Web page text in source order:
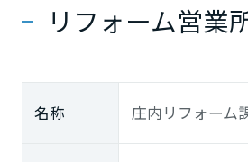
リフォーム営業
名称 庄内リフォーム
長崎県
熊本県